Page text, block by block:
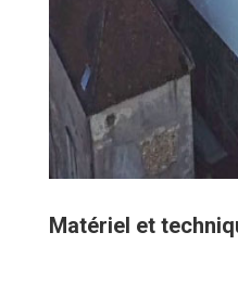
Matériel et